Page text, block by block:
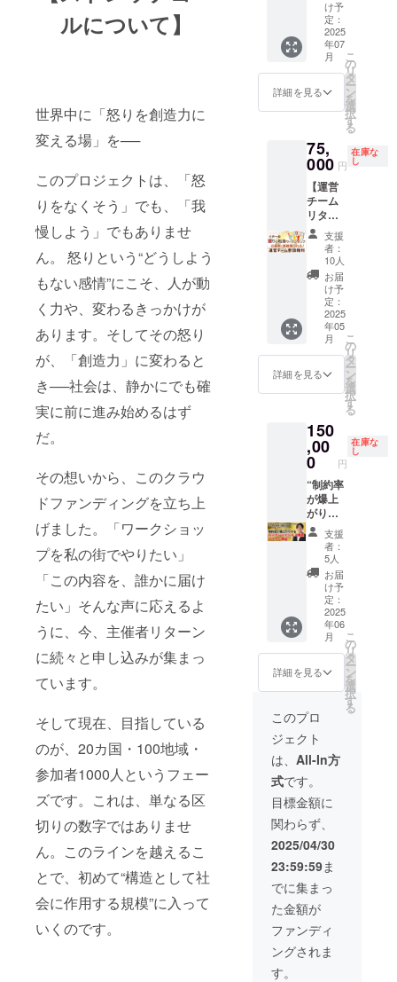
ルについて】
世界中に「怒りを創造力に
変える場」を──
このプロジェクトは、「怒
りをなくそう」でも、「我
慢しよう」でもありませ
ん。 怒りという“どうしよう
もない感情”にこそ、人が動
く力や、変わるきっかけが
あります。そしてその怒り
が、「創造力」に変わると
き──社会は、静かにでも確
実に前に進み始めるはず
だ。
その想いから、このクラウ
ドファンディングを立ち上
げました。「ワークショッ
プを私の街でやりたい」
「この内容を、誰かに届け
たい」そんな声に応えるよ
うに、今、主催者リターン
に続々と申し込みが集まっ
ています。
そして現在、目指している
のが、20カ国・100地域・
参加者1000人というフェー
ズです。これは、単なる区
切りの数字ではありませ
ん。このラインを越えるこ
とで、初めて“構造として社
会に作用する規模”に入って
いくのです。
強い人
生が 静
かに始
まろう
として
いま
す。
間に掴
むか、
心の奥
に残す
か。 あ
なたの
未来
を、
今、動
かして
くださ
い。
えるコ
ミュニ
ティ参
加権 ・
【3ヶ
月】怒
りを解
放して
なるコ
ミュニ
ティ参
加権 人
数限定
の特別
プラン
です。
美しい
セブ島
で、あ
なたの
人生を
変える
特別な
ひとと
きを一
う！
人生を
動かし
てきま
した。
今回の
スター
シード
シリー
その集
大成で
あり、
さらに
最新次
元へと
シフト
した
【最先
端
版】。
しかも
── 堀内
本人に
よるラ
スト開
催版。
リーズ
はもと
もと 一
般募集
をする
前に、
受講生
やファ
ン層だ
けで
即・満
席にな
る 超人
気セミ
ナーで
した。
そのた
め、 ほ
開され
ること
自体が
極めて
稀。
「伝
説」と
呼ばれ
てきた
特別な
プログ
ラムな
ので
す。 今
ここで
しか、
手に入
れるこ
開発プ
ログラ
ム ・最
新版ス
ター
シード
覚醒と
統合の
・1000
人超が4
時間で
満席に
なった
伝説の
セミ
ナー ・
一度し
か開催
されな
かった
奇跡の
コラボ
プログ
ラム こ
れらす
【一括
で】
【今だ
け】手
に入
る。 堀
内本人
が直接
手がけ
た、ラ
スト
バー
ジョ
ン。 こ
れが、
最終完
全版で
す。
たに】
※運勢改
善や効
能を保
証する
もので
はあり
ませ
ん。 ・
魂の使
命を思
い出
し、自
分らし
い未来
を創り
たい方
・新し
本的な
人生変
容） ・
受講方
法：原
則は、
オンラ
イン
となり
ます。
※初回
のみオ
フライ
ン希望
者に
は、大
阪府池
田市の
指定の
場所で
実施い
たしま
す。 ・
人生に
変化を
まった
堀内恭
隆の書
籍10冊
あなた
の人生
を根本
から変
える、
特別で
贅沢な1
年間を
ぜひご
体験く
ださ
い。
す ・人
生に変
化をも
たらす
まった
堀内恭
籍3冊
活動期
間：
2025年
5月～
3ヶ月間
催を通
じて自
身の願
いや想
いを明
し、実
現する
る ま
た、コ
ミュニ
ティに
参加し
て自身
の願い
や夢も
叶える
サポー
トを受
けるこ
とがで
きま
ン内容
・「全
斉怒り
解放
ワーク
ショッ
プ」主
催者権
利 ・
ワーク
ショッ
プ教
材・主
催キッ
ト ・主
催者向
け特別
勉強会
・全世
界ワー
ショッ
プ主催
者コ
ミュニ
ティへ
の招待
・「本
当の願
いを叶
えるコ
ミュニ
ティ
（仮）
」
Facebo
okグ
ループ
（8ヶ月
て視聴
者から
リアル
タイム
で質問
付ける
こと
の交流
も深め
られま
す。あ
なた自
身の
フォロ
ワーや
視聴者
を増や
すこと
にも繋
がる貴
重な機
会とな
す。 ■
こんな
メ！ ・
堀内と
直接話
してみ
たい ・
自分の
コミュ
ニティ
やフォ
ロワー
を増や
したい
・視聴
者との
交流を
深めた
た、堀
内恭隆
ン入り
書籍を
10冊お
届けし
ます。
ご自身
のため
だけで
なく、
大切な
方への
贈り物
や、コ
ミュニ
ティメ
ンバー
へのプ
レゼン
ショッ
プで
す。 AI
を単な
るツー
ルとし
て使う
身の魂
や個性
にシン
クロさ
せ、あ
なたら
しいオ
リジナ
ルな文
章やコ
ンテン
ツを生
み出す
ことが
す。 実
際に、
を活用
しつつ
も、魂
もった
文章を
生み出
すこと
で多く
の読者
に共感
や感動
を与
え、行
動を促
すこと
してい
ます。
書籍
をフル
活用し
も堀内
恭隆の
個性と
エッセ
ンスが
溢れる
完全オ
リジナ
ルな仕
上がり
となっ
ていま
す。 こ
か？+書
籍15冊
（限定
割！）
このリ
ターン
ショッ
プの主
催者と
なっ
て、自
分の周
囲やコ
ミュニ
ティに
「怒り
の解
放」と
「願い
の実
現」を
もたら
すため
主催す
ること
であな
た自身
も大き
な成長
を遂
げ、
人々に
感謝さ
れる充
実感を
味わえ
ます。
・怒り
や感情
の解放
をサ
人々の
豊かに
できる
・あな
た自身
が感謝
され、
喜ば
れ、人
ながり
が深ま
る ・主
催を通
じて自
身の願
いや想
ン】あ
なた自
身が
「全世
界一斉
怒り解
放ワー
ク
プ」の
主催者
とな
り、
人々の
人生に
感動的
な変化
を届け
ません
か？+書
籍15冊
（限定
14%早
割！）
このリ
ターン
ショッ
プの主
催者と
なっ
て、自
分の周
囲やコ
ミュニ
ティに
「怒り
の解
放」と
「願い
の実
現」を
もたら
すため
の特別
主催す
ること
であな
た自身
も大き
な成長
を遂
げ、
人々に
感謝さ
れる充
実感を
味わえ
ます。
・怒り
や感情
の解放
をサ
け予
定：
2025
年07
月
詳細を見る
こ
の
リ
タ
ー
ン
を
選
択
す
る
75,
000 円
在庫な
し
【運営
チーム
リター
ン】コ
ミュニ
ティを
一緒に
作り上
げる運
営メン
バーと
して参
加しま
せん
か？+書
籍20冊
のリ
ターン
である
「本当
の願い
を叶え
るコ
ミュニ
ティ」
と「怒
りを解
放して
自由に
なるコ
ミュニ
ティ」
に、あ
なた自
身が運
営チー
ムの一
員とし
て関わ
れる特
別な権
利で
す。 こ
のコ
ミュニ
ティは
現在発
展途
上。あ
なたの
アイデ
アや意
見を活
かし、
支援
者：
10人
お届
け予
定：
2025
年05
月
詳細を見る
こ
の
リ
タ
ー
ン
を
選
択
す
る
150
,00
0 円
在庫な
し
“制約率
が爆上
がりす
る”コン
テンツ
ビジネ
ス構築
マス
ター講
座【15
万円】
堀内の
ビジネ
スの裏
には、
「緻密
に設計
された
コンテ
ンツ導
線」が
ありま
す。 書
籍や
SNSと
いっ
た“フロ
ント”か
ら、セ
ミ
ナー、
講座、
個別メ
ニュー
支援
者：
5人
お届
け予
定：
2025
年06
月
詳細を見る
こ
の
リ
タ
ー
ン
を
選
択
す
る
このプロ
ジェクト
は、 All-In方
式です。
目標金額に
関わらず、
2025/04/30
23:59:59ま
でに集まっ
た金額が
ファンディ
ングされま
す。